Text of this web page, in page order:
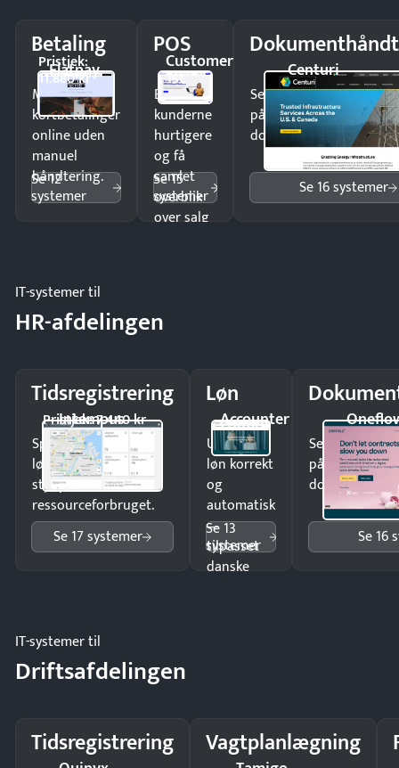
Betaling
Flatpay
Pristjek:
11.880 kr
Modtag
kortbetalinger
online uden
manuel
håndtering.
Se 12
systemer
POS
Customer
1st
Ekspedér
kunderne
hurtigere
og få
samlet
overblik
over salg
Se 15
systemer
Centuri
Send kontrakter til
på minutter og mist
dokumenter.
Se 16 systemer
IT-systemer til
HR-afdelingen
Tidsregistrering
Intempus
Pristjek: 7.440 kr
Spar tid på
lønberegning og få
styr på
ressourceforbruget.
Se 17 systemer
Løn
Accounter
Udbetal
løn korrekt
og
automatisk
—
tilpasset
danske
Se 13
systemer
Send
på minutter
dokumenter.
Se 16
IT-systemer til
Driftsafdelingen
Tidsregistrering Vagtplanlægning